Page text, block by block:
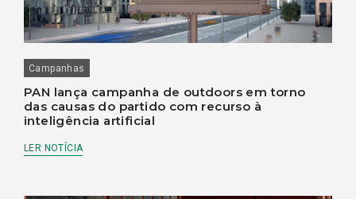
Campanhas
PAN lança campanha de outdoors em torno
das causas do partido com recurso à
inteligência artificial
LER NOTÍCIA